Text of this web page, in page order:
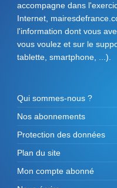
accompagne dans
Internet,
l'information dont vous
vous voulez et sur le
tablette, smartphone, ...).
Qui sommes-nous ?
Nos abonnements
Protection des données
Plan du site
Mon compte abonné